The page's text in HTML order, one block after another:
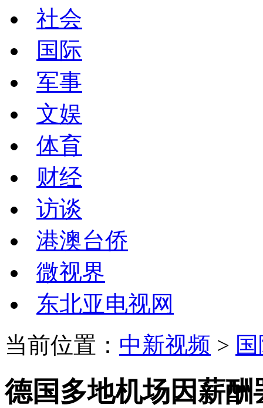
社会
国际
军事
文娱
体育
财经
访谈
港澳台侨
微视界
东北亚电视网
当前位置： 中新视频 >
德国多地机场因薪